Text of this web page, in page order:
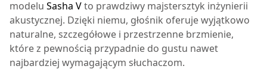
modelu Sasha Vto prawdziwy majstersztyk inżynierii
akustycznej. Dzięki niemu, głośnik oferuje wyjątkowo
naturalne, szczegółowe i przestrzenne brzmienie,
które z pewnością przypadnie do gustu nawet
najbardziej wymagającym słuchaczom.